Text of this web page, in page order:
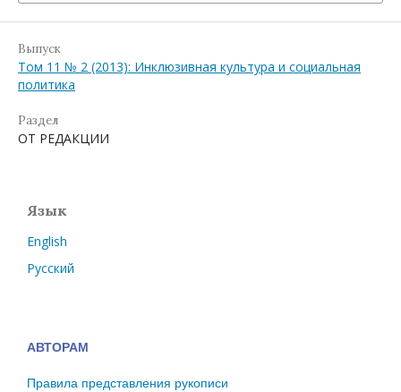
Выпуск
Том 11 № 2 (2013): Инклюзивная культура и социальная
политика
Раздел
ОТ РЕДАКЦИИ
Язык
English
Русский
АВТОРАМ
Правила представления рукописи